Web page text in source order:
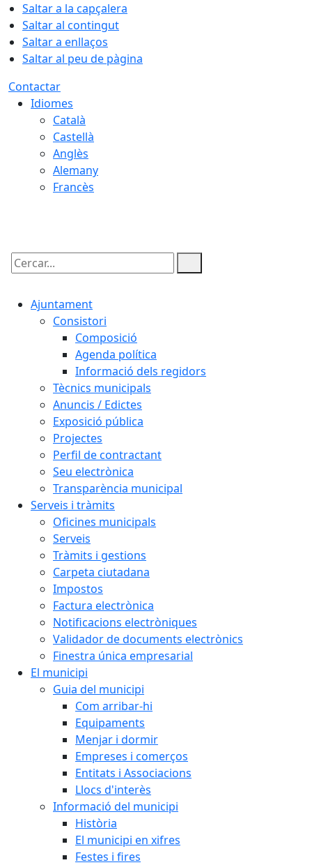
Saltar a la capçalera
Saltar al contingut
Saltar a enllaços
Saltar al peu de pàgina
Contactar
Idiomes
Català
Castellà
Anglès
Alemany
Francès
Cercar:
Ajuntament
Consistori
Composició
Agenda política
Informació dels regidors
Tècnics municipals
Anuncis / Edictes
Exposició pública
Projectes
Perfil de contractant
Seu electrònica
Transparència municipal
Serveis i tràmits
Oficines municipals
Serveis
Tràmits i gestions
Carpeta ciutadana
Impostos
Factura electrònica
Notificacions electròniques
Validador de documents electrònics
Finestra única empresarial
El municipi
Guia del municipi
Com arribar-hi
Equipaments
Menjar i dormir
Empreses i comerços
Entitats i Associacions
Llocs d'interès
Informació del municipi
Història
El municipi en xifres
Festes i fires